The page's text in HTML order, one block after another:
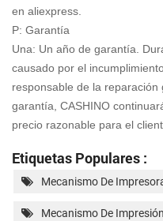
en aliexpress.
P: Garantía
Una: Un año de garantía.
causado por el
responsable de la
garantía, CASHINO
precio razonable para el
Etiquetas Populares :
Mecanismo De
Mecanismo De